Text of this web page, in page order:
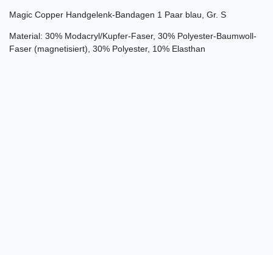
Magic Copper Handgelenk-Bandagen 1 Paar blau, Gr. S
Material: 30% Modacryl/Kupfer-Faser, 30% Polyester-Baumwoll-
Faser (magnetisiert), 30% Polyester, 10% Elasthan